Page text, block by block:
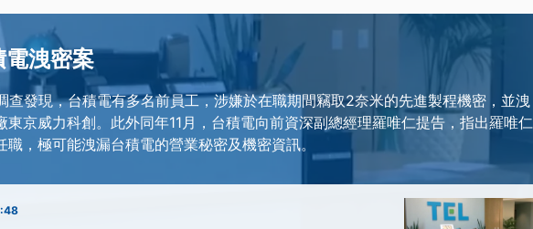
電洩密案
查發現，台積電有多名前員工，涉嫌於在職期間竊取2奈米的先進製程機密，並洩
東京威力科創。此外同年11月，台積電向前資深副總經理羅唯仁提告，指出羅唯仁
職，極可能洩漏台積電的營業秘密及機密資訊。